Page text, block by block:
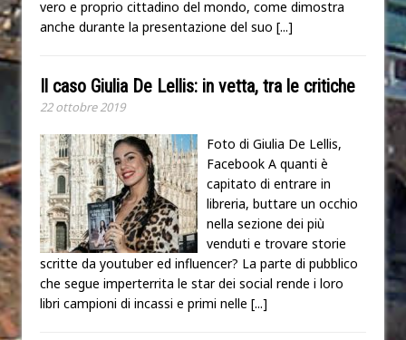
vero e proprio cittadino del mondo, come dimostra
anche durante la presentazione del suo [...]
Il caso Giulia De Lellis: in vetta, tra le critiche
22 ottobre 2019
Foto di Giulia De Lellis,
Facebook A quanti è
capitato di entrare in
libreria, buttare un occhio
nella sezione dei più
venduti e trovare storie
scritte da youtuber ed influencer? La parte di pubblico
che segue imperterrita le star dei social rende i loro
libri campioni di incassi e primi nelle [...]